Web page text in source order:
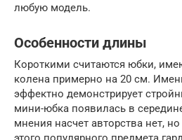
любую модель.
Особенности длины
Короткими считаются юбки,
колена примерно на 20 см.
эффектно демонстрирует
мини-юбка появилась в
мнения насчет авторства нет,